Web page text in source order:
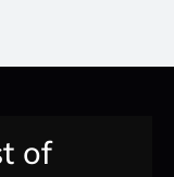
of